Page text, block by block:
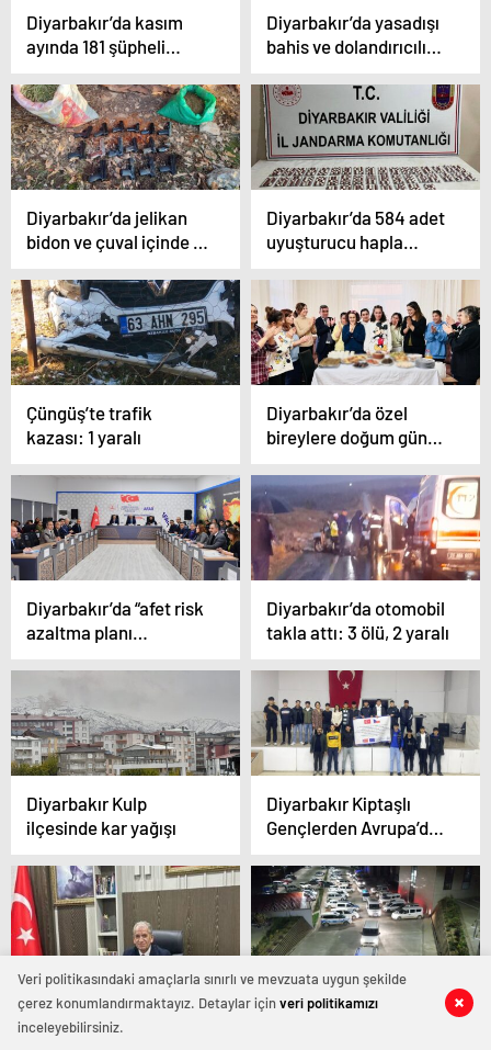
Diyarbakır’da kasım
ayında 181 şüpheli
Diyarbakır’da yasadışı
bahis ve dolandırıcılık
tutuklama
Diyarbakır’da jelikan
bidon ve çuval içinde 16
geçirildi
Diyarbakır’da 584 adet
uyuşturucu hapla
Çüngüş’te trafik
kazası: 1 yaralı
Diyarbakır’da özel
bireylere doğum günü
Diyarbakır’da “afet risk
azaltma planı
Diyarbakır’da otomobil
takla attı: 3 ölü, 2 yaralı
Diyarbakır Kulp
ilçesinde kar yağışı
Diyarbakır Kiptaşlı
Gençlerden Avrupa’da
Başarısı!
GENEL BAŞKAN
ERGÜNÖZ’DEN
Yalova merkezli 3 ilde
Veri politikasındaki amaçlarla sınırlı ve mevzuata uygun şekilde
çerez konumlandırmaktayız. Detaylar içinveri politikamızı
inceleyebilirsiniz.